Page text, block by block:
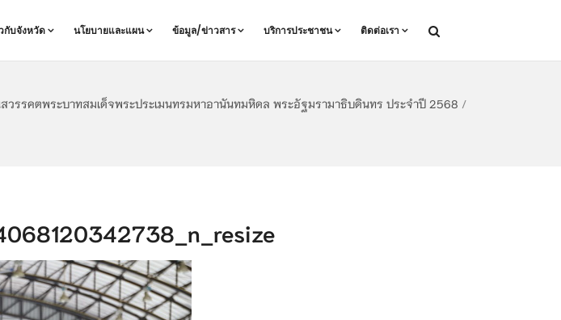
กับจังหวัด นโยบายและแผน ข้อมูล/ข่าวสาร บริการประชาชน ติดต่อเรา
รรคตพระบาทสมเด็จพระประเมนทรมหาอานันทมหิดล พระอัฐมรามาธิบดินทร ประจำปี 2568 /